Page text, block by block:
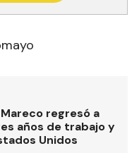
regresó a
años de trabajo y
Unidos